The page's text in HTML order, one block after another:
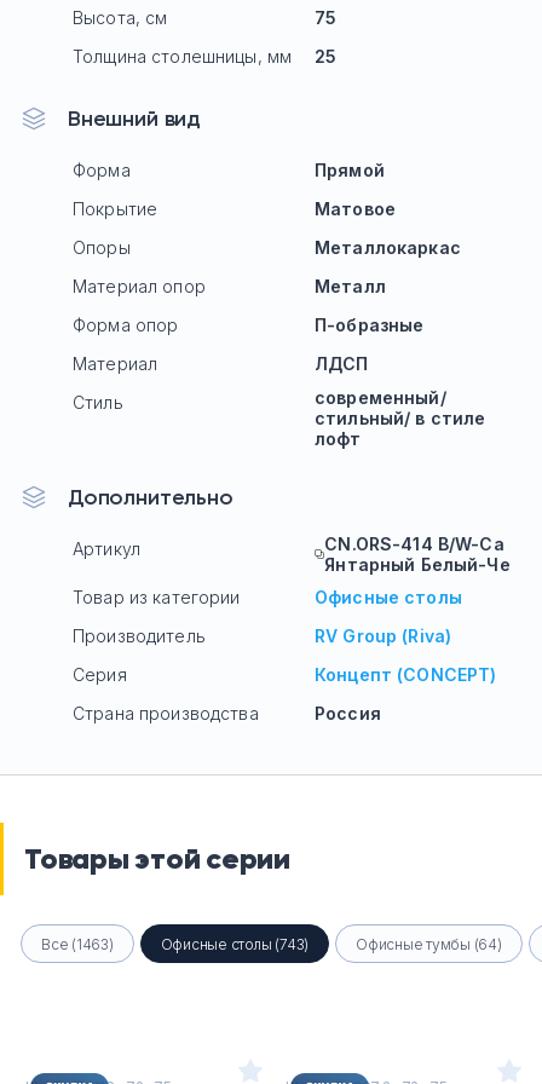
Высота, см
75
Толщина столешницы, мм
25
Внешний вид
Форма
Прямой
Покрытие
Матовое
Опоры
Mеталлокаркас
Материал опор
Металл
Форма опор
П-образные
Материал
ЛДСП
Стиль
современный/
стильный/ в стиле
лофт
Дополнительно
Артикул
CN.ORS-414 B/W-Са
Янтарный Белый-Че
Товар из категории
Офисные столы
Производитель
RV Group (Riva)
Серия
Концепт (CONCEPT)
Страна производства
Россия
Товары этой серии
Все (1463) Офисные столы (743) Офисные тумбы (64)